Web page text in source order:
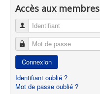
Accès aux membres
Identifiant
Mot de passe
Connexion
Identifiant oublié ?
Mot de passe oublié ?